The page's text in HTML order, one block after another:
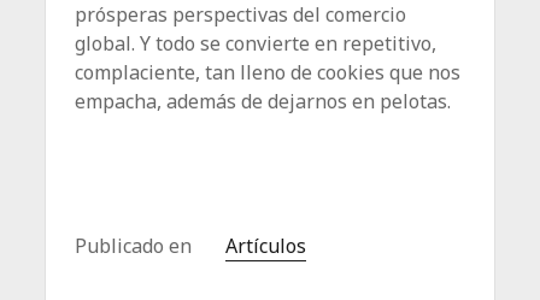
prósperas perspectivas del comercio
global. Y todo se convierte en repetitivo,
complaciente, tan lleno de cookies que nos
empacha, además de dejarnos en pelotas.
Publicado en Artículos